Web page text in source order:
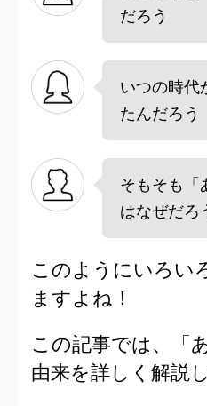
だろう
いつの時代
たんだろう
そもそも「
はなぜだろ
このようにいろい
ますよね！
この記事では、「
由来を詳しく解説